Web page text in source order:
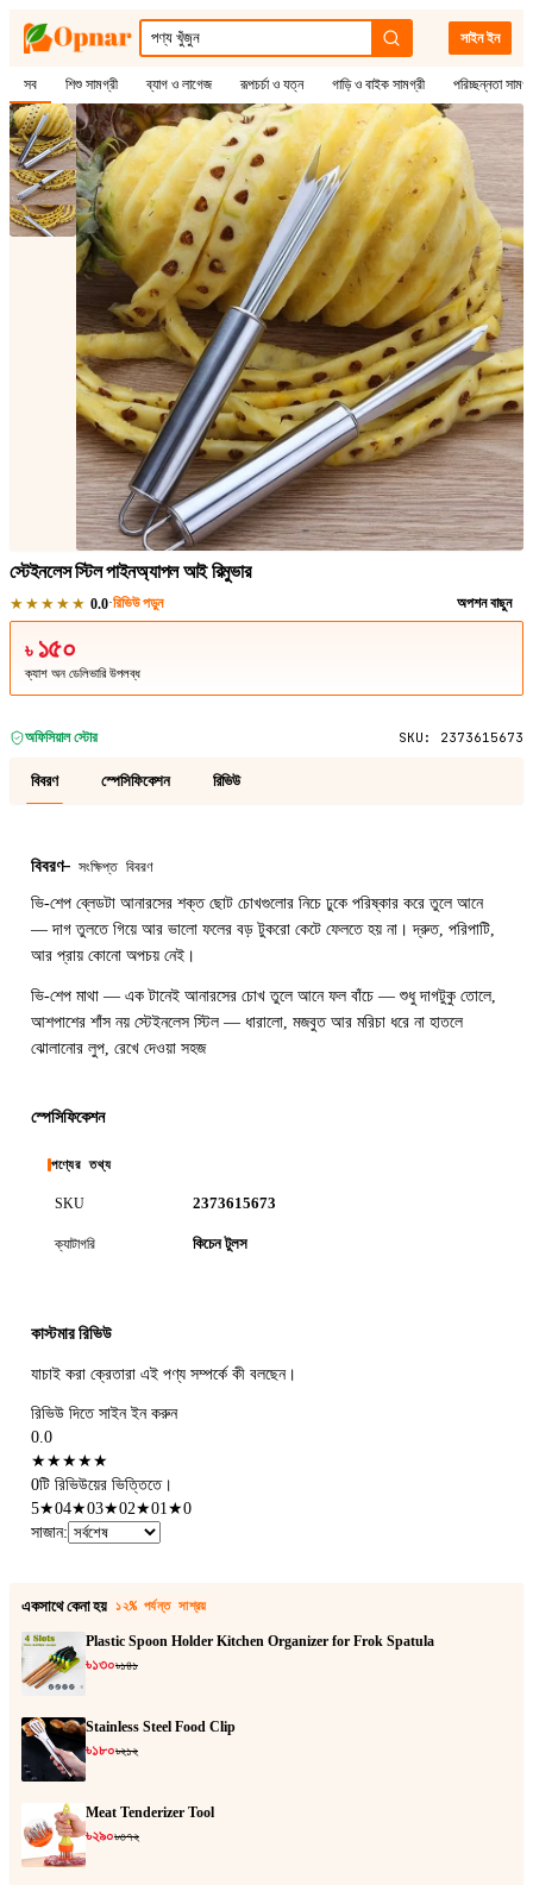
সাইন ইন
সব শিশু সামগ্রী ব্যাগ ও লাগেজ রূপচর্চা ও যত্ন গাড়ি ও বাইক সামগ্রী পরিচ্ছন্নতা
1/2
স্টেইনলেস স্টিল পাইনঅ্যাপল আই রিমুভার
★★★★★ 0.0·রিভিউ পড়ুন অপশন বাছুন
৳ ১৫০
ক্যাশ অন ডেলিভারি উপলব্ধ
অফিসিয়াল স্টোর SKU: 2373615673
বিবরণ স্পেসিফিকেশন রিভিউ
বিবরণ—সংক্ষিপ্ত বিবরণ
ভি-শেপ ব্লেডটা আনারসের শক্ত ছোট চোখগুলোর নিচে ঢুকে পরিষ্কার করে তুলে আনে
— দাগ তুলতে গিয়ে আর ভালো ফলের বড় টুকরো কেটে ফেলতে হয় না। দ্রুত, পরিপাটি,
আর প্রায় কোনো অপচয় নেই।
ভি-শেপ মাথা — এক টানেই আনারসের চোখ তুলে আনে ফল বাঁচে — শুধু দাগটুকু তোলে,
আশপাশের শাঁস নয় স্টেইনলেস স্টিল — ধারালো, মজবুত আর মরিচা ধরে না হাতলে
ঝোলানোর লুপ, রেখে দেওয়া সহজ
স্পেসিফিকেশন
পণ্যের তথ্য
SKU 2373615673
ক্যাটাগরি কিচেন টুলস
কাস্টমার রিভিউ
যাচাই করা ক্রেতারা এই পণ্য সম্পর্কে কী বলছেন।
রিভিউ দিতে সাইন ইন করুন
0.0
★★★★★
0টি রিভিউয়ের ভিত্তিতে।
5★04★03★02★01★0
সাজান:
একসাথে কেনা হয় ১২% পর্যন্ত সাশ্রয়
Plastic Spoon Holder Kitchen Organizer for Frok Spatula
৳১৩০৳১৪১
Stainless Steel Food Clip
৳১৮০৳২১২
Meat Tenderizer Tool
৳২৯০৳৩৭২